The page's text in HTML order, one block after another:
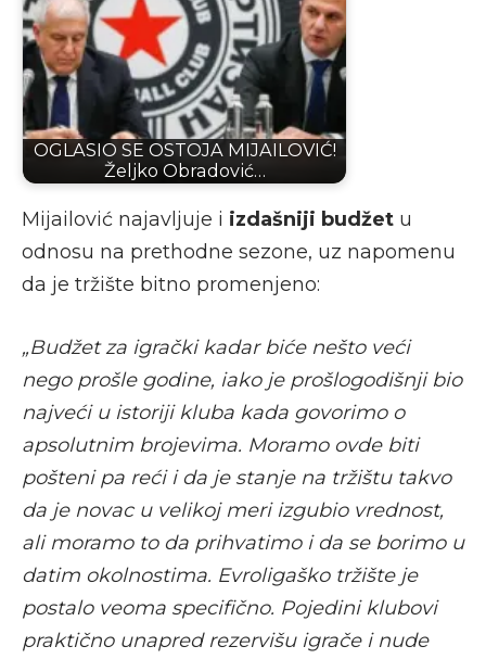
OGLASIO SE OSTOJA MIJAILOVIĆ!
Željko Obradović…
Mijailović najavljuje i izdašniji budžet u
odnosu na prethodne sezone, uz napomenu
da je tržište bitno promenjeno:
„Budžet za igrački kadar biće nešto veći
nego prošle godine, iako je prošlogodišnji bio
najveći u istoriji kluba kada govorimo o
apsolutnim brojevima. Moramo ovde biti
pošteni pa reći i da je stanje na tržištu takvo
da je novac u velikoj meri izgubio vrednost,
ali moramo to da prihvatimo i da se borimo u
datim okolnostima. Evroligaško tržište je
postalo veoma specifično. Pojedini klubovi
praktično unapred rezervišu igrače i nude